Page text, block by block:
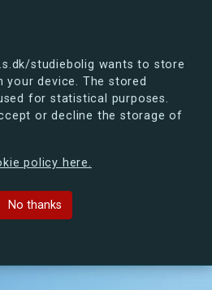
studiebolig wants to store
device. The stored
for statistical purposes.
or decline the storage of
policy here.
No thanks
soon. If you're curious, you
at what the new s.dk will look